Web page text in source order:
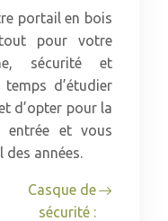
portail en bois
pour votre
sécurité et
d’étudier
d’opter pour la
entrée et vous
années.
Casque de
sécurité :